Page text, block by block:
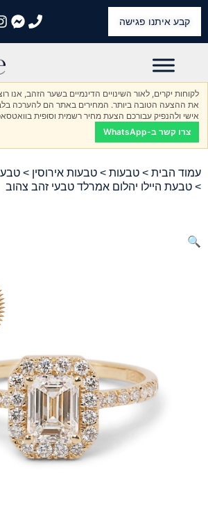
קבע איתנו פגישה
התקשרו
לקוחות יקרים, לאור השינויים הדינמיים בשער הזהב, אנו
את ההצעה הטובה ביותר. המחירים באתר הם להערכה
אישי ולהנפיק עבורכם הצעת מחיר רשמית וסופית
צרו קשר ב-WhatsApp
עמוד הבית > טבעות > טבעות אירוסין >
> טבעת היילו יהלום אמרלד טבעי זהב צהוב
🔍